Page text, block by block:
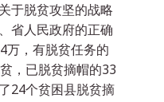
于脱贫攻坚的战略
省人民政府的正确
万，有脱贫任务的
，已脱贫摘帽的33
24个贫困县脱贫摘